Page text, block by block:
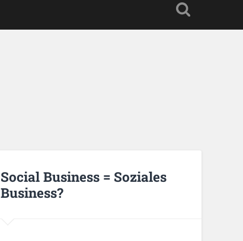
Social Business = Soziales
Business?